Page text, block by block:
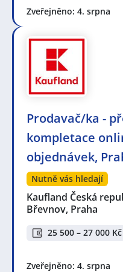
Zveřejněno: 4. srpna
Prodavač/ka -
kompletace
objednávek,
Nutně vás hledají
Kaufland Česká
Břevnov, Praha
25 500 – 27 000 Kč
Zveřejněno: 4. srpna